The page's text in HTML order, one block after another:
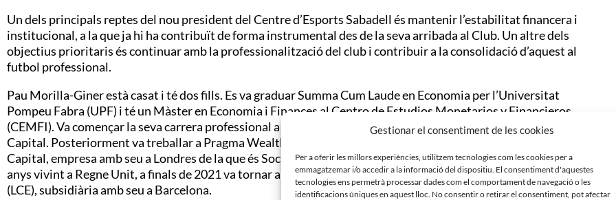
Gestionar el consentiment de les cookies
Per a oferir les millors experiències, utilitzem tecnologies com les cookies per a
emmagatzemar i/o accedir a la informació del dispositiu. El consentiment d'aquestes
tecnologies ens permetrà processar dades com el comportament de navegació o les
identificacions úniques en aquest lloc. No consentir o retirar el consentiment, pot afectar
Un dels principals reptes del nou president del Centre d’Esports Sabadell és mantenir l’estabilitat financera i
institucional, a la que ja hi ha contribuït de forma instrumental des de la seva arribada al Club. Un altre dels
objectius prioritaris és continuar amb la professionalització del club i contribuir a la consolidació d’aquest al
futbol professional.
Pau Morilla-Giner està casat i té dos fills. Es va graduar Summa Cum Laude en Economia per l’Universitat
Pompeu Fabra (UPF) i té un Màster en Economia i Finances al Centro de Estudios Monetarios y Financieros
(CEMFI). Va començar la seva carrera professional a JP Morgan i l’any 2001 es va incorporar a Omega
Capital. Posteriorment va treballar a Pragma Wealth Management. L’any 2008 va unir-se a London and
Capital, empresa amb seu a Londres de la que és Soci i Chief Investment Officer (CIO). Després de quasi 20
anys vivint a Regne Unit, a finals de 2021 va tornar a Catalunya per a liderar London and Capital Europe
(LCE), subsidiària amb seu a Barcelona.